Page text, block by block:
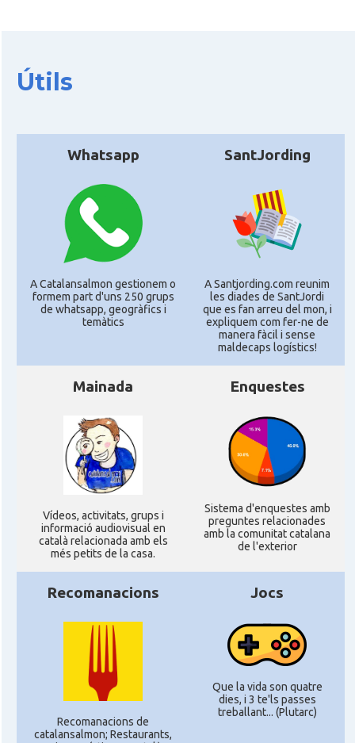
Útils
Whatsapp
A Catalansalmon gestionem o
formem part d'uns 250 grups
de whatsapp, geogràfics i
temàtics
SantJording
A Santjording.com reunim
les diades de SantJordi
que es fan arreu del mon, i
expliquem com fer-ne de
manera fàcil i sense
maldecaps logí­stics!
Mainada
Ví­deos, activitats, grups i
informació audiovisual en
català relacionada amb els
més petits de la casa.
Enquestes
Sistema d'enquestes amb
preguntes relacionades
amb la comunitat catalana
de l'exterior
Recomanacions
Recomanacions de
catalansalmon; Restaurants,
Jocs
Que la vida son quatre
dies, i 3 te'ls passes
treballant... (Plutarc)